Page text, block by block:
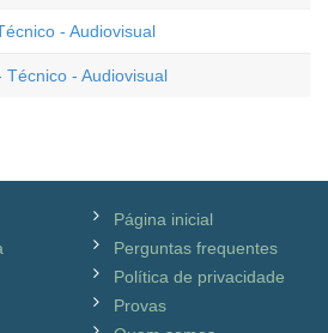
- Audiovisual
- Audiovisual
Página inicial
Perguntas frequentes
Política de privacidade
Provas